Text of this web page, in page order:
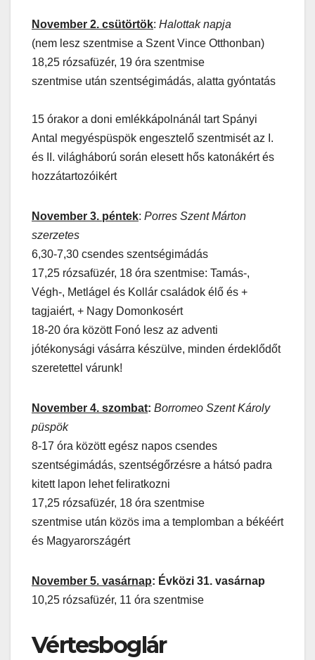
November 2. csütörtök: Halottak napja
(nem lesz szentmise a Szent Vince Otthonban)
18,25 rózsafüzér, 19 óra szentmise
szentmise után szentségimádás, alatta gyóntatás
15 órakor a doni emlékkápolnánál tart Spányi
Antal megyéspüspök engesztelő szentmisét az I.
és II. világháború során elesett hős katonákért és
hozzátartozóikért
November 3. péntek: Porres Szent Márton
szerzetes
6,30-7,30 csendes szentségimádás
17,25 rózsafüzér, 18 óra szentmise: Tamás-,
Végh-, Metlágel és Kollár családok élő és +
tagjaiért, + Nagy Domonkosért
18-20 óra között Fonó lesz az adventi
jótékonysági vásárra készülve, minden érdeklődőt
szeretettel várunk!
November 4. szombat: Borromeo Szent Károly
püspök
8-17 óra között egész napos csendes
szentségimádás, szentségőrzésre a hátsó padra
kitett lapon lehet feliratkozni
17,25 rózsafüzér, 18 óra szentmise
szentmise után közös ima a templomban a békéért
és Magyarországért
November 5. vasárnap: Évközi 31. vasárnap
10,25 rózsafüzér, 11 óra szentmise
Vértesboglár